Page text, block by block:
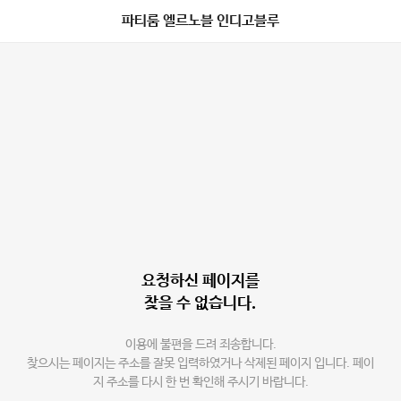
파티룸 엘르노블 인디고블루
요청하신 페이지를
찾을 수 없습니다.
이용에 불편을 드려 죄송합니다.
찾으시는 페이지는 주소를 잘못 입력하였거나 삭제된 페이지 입니다. 페이
지 주소를 다시 한 번 확인해 주시기 바랍니다.